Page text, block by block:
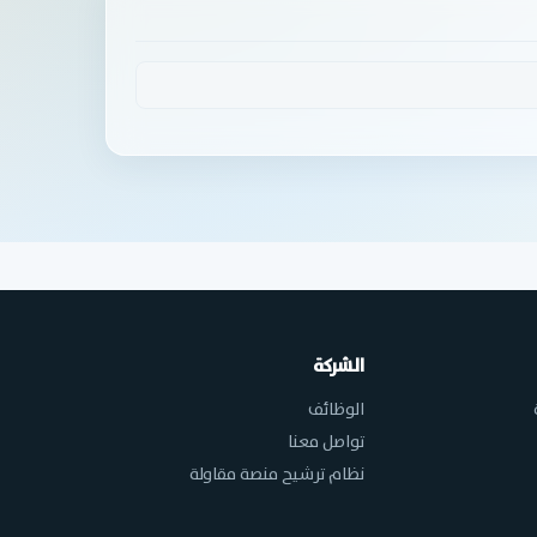
الشركة
الوظائف
تواصل معنا
نظام ترشيح منصة مقاولة